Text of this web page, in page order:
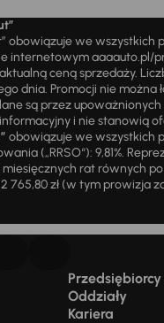
obowiązuje we
internetowym aaaauto.pl/
ceną sprzedaży.
dnia. Promocji nie
są przez
i nie stanowią
obowiązuje we wszystkich
(„RRSO“): 9,81%.
rat równych
765,80 zł (w tym prowizja
Oddziały
Kariera